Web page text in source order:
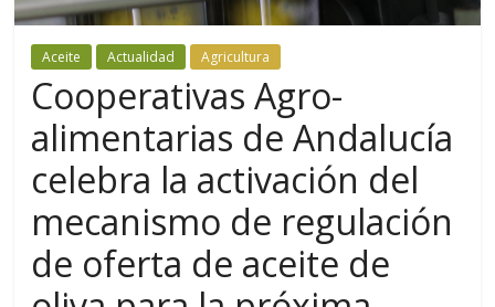
Aceite Actualidad Agricultura
Cooperativas Agro-
alimentarias de Andalucía
celebra la activación del
mecanismo de regulación
de oferta de aceite de